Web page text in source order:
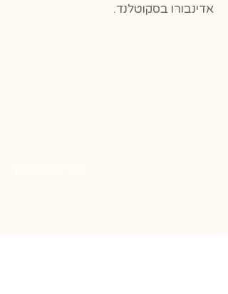
אדינבורו בסקוטלנד.